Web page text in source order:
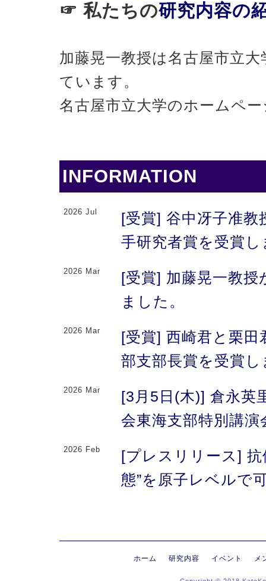
☞ 私たちの研究内容の
加藤晃一教授は名古屋市立
ています。
名古屋市立大学のホームペ
INFORMATION
2026 Jul
[受賞] 谷中冴子准教
手研究者賞を受賞
2026 Mar
[受賞] 加藤晃一教授
ました。
2026 Mar
[受賞] 西崎君と栗田
部支部長賞を受賞
2026 Mar
[3月5日(木)] 倉永英
会東海支部特別講
2026 Feb
[プレスリリース]
態”を原子レベルで
[プレスリリース]
にする抗体のFc領
ホーム 研究内容 イベント メ